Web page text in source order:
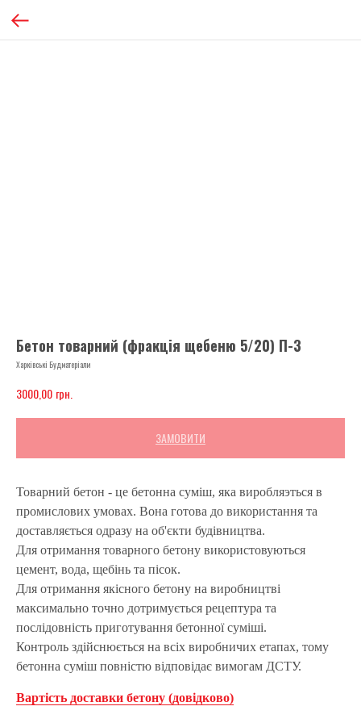
Бетон товарний (фракція щебеню 5/20) П-3
Харківські Будматеріали
3000,00 грн.
ЗАМОВИТИ
Товарний бетон - це бетонна суміш, яка виробляэться в
промислових умовах. Вона готова до використання та
доставляється одразу на об'єкти будівництва.
Для отримання товарного бетону використовуються
цемент, вода, щебінь та пісок.
Для отримання якісного бетону на виробництві
максимально точно дотримується рецептура та
послідовність приготування бетонної суміші.
Контроль здійснюється на всіх виробничих етапах, тому
бетонна суміш повністю відповідає вимогам ДСТУ.
Вартість доставки бетону (довідково)